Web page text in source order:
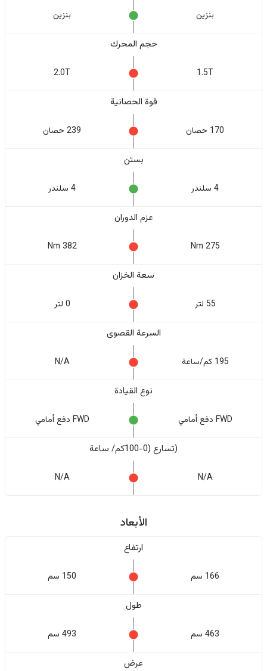
بنزين بنزين
حجم المحرك
1.5T
2.0T
قوة الحصانية
170 حصان 239 حصان
بستن
4 سلندر 4 سلندر
عزم الدوران
275 Nm
382 Nm
سعة الخزان
55 لتر 0 لتر
السرعة القصوى
195 كم/ساعة N/A
نوع القيادة
FWD دفع أمامي FWD دفع أمامي
(تسارع (0-100كم/ ساعة
N/A
N/A
الأبعاد
ارتفاع
166 سم 150 سم
طول
463 سم 493 سم
عرض